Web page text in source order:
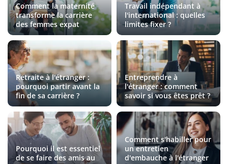
Comment la maternité
transforme la carrière
des femmes expat
Travail indépendant à
l'international : quelles
limites fixer ?
Retraite à l'étranger :
pourquoi partir avant la
fin de sa carrière ?
Entreprendre à
l'étranger : comment
savoir si vous êtes prêt ?
Pourquoi il est essentiel
de se faire des amis au
Comment s'habiller pour
un entretien
d'embauche à l'étranger